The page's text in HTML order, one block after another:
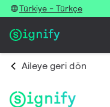
Türkiye - Türkçe
Aileye geri dön